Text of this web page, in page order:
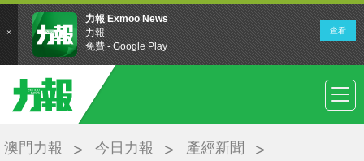
澳門力報 今日力報 產經新聞